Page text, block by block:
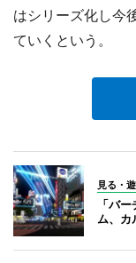
はシリーズ化し今
ていくという。
見る・
「バ
ム、カ